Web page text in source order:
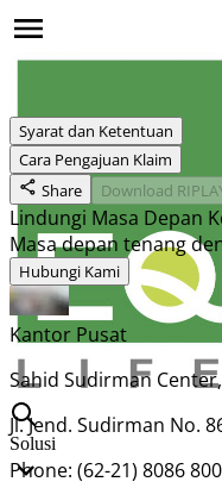
Solusi
Syarat dan Ketentuan
Cara Pengajuan Klaim
Share
Download
Lindungi Masa Depan
Masa depan tenang
Hubungi Kami
Kantor Pusat
Sahid Sudirman
Jl. Jend. Sudirman No.
Phone: (62-21) 8086